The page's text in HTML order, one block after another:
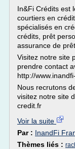
In&Fi Crédits est
courtiers en
spécialisés en
crédits, prêt
assurance de prêt.
Visitez notre site
prendre contact
http://
Nous recrutons
visitez notre site
credit.fr
Voir la suite
Par : InandFi
Thèmes liés :